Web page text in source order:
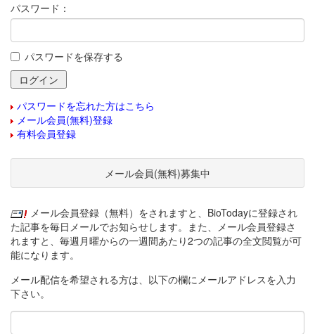
パスワード：
パスワードを保存する
パスワードを忘れた方はこちら
メール会員(無料)登録
有料会員登録
メール会員(無料)募集中
メール会員登録（無料）をされますと、BioTodayに登録され
た記事を毎日メールでお知らせします。また、メール会員登録さ
れますと、毎週月曜からの一週間あたり2つの記事の全文閲覧が可
能になります。
メール配信を希望される方は、以下の欄にメールアドレスを入力
下さい。